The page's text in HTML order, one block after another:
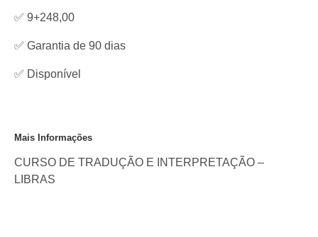
✅ 9+248,00
✅ Garantia de 90 dias
✅ Disponível
Mais Informações
CURSO DE TRADUÇÃO E INTERPRETAÇÃO –
LIBRAS